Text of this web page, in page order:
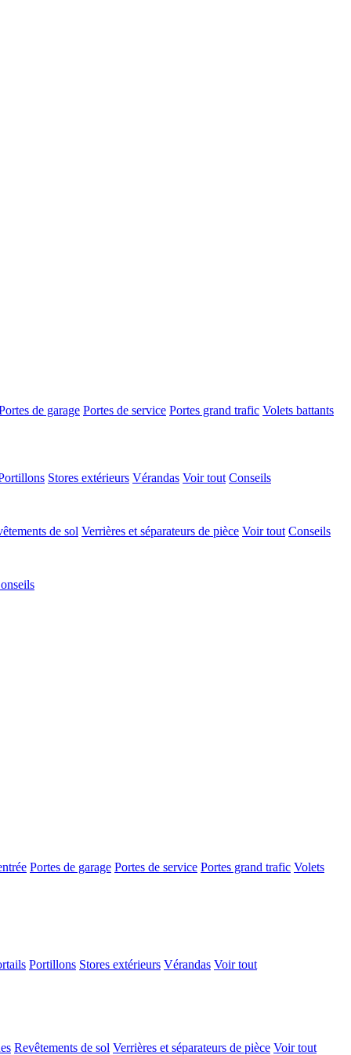
de garage Portes de service Portes grand trafic Volets battants
Stores extérieurs Vérandas Voir tout Conseils
de sol Verrières et séparateurs de pièce Voir tout Conseils
Portes de garage Portes de service Portes grand trafic Volets
Portillons Stores extérieurs Vérandas Voir tout
Revêtements de sol Verrières et séparateurs de pièce Voir tout